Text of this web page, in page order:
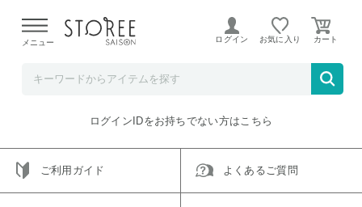
よる配送遅延が発生しております。
メニュー ログイン お気に入り
ご指定のアイテムは取り扱い終了、またはただいま取り扱い
トップへ戻る
ログインIDをお持ちでない方はこちら
ご利用ガイド よくあるご質問